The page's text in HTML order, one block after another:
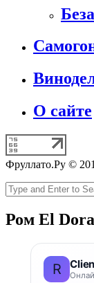
О сайте
Фруллато.Ру ©
Ром El
R